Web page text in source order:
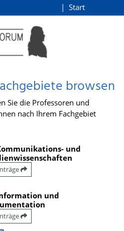
Start
browsen
Sie die Professoren und
nach Ihrem Fachgebiet
und
und